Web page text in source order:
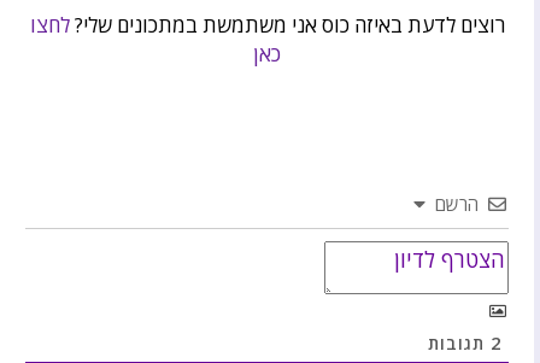
רוצים לדעת באיזה כוס אני משתמשת במתכונים שלי?לחצו
כאן
הרשם
2 תגובות